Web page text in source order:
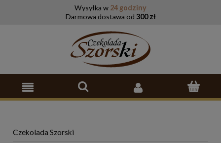
Wysyłka w 24 godziny
Darmowa dostawa od 300 zł
Czekolada Szorski